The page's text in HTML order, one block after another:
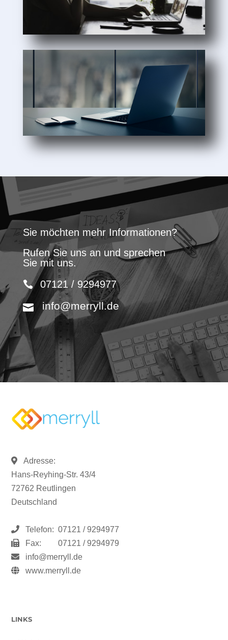
Sie möchten mehr Informationen?
Rufen Sie uns an und sprechen
Sie mit uns.
07121 / 9294977
info@merryll.de
Adresse:
Hans-Reyhing-Str. 43/4
72762 Reutlingen
Deutschland
Telefon: 07121 / 9294977
Fax:
07121 / 9294979
info@merryll.de
www.merryll.de
LINKS